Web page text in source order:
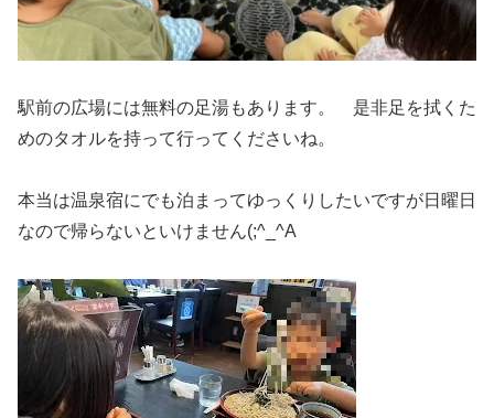
駅前の広場には無料の足湯もあります。 是非足を拭くた
めのタオルを持って行ってくださいね。
本当は温泉宿にでも泊まってゆっくりしたいですが日曜日
なので帰らないといけません(;^_^A